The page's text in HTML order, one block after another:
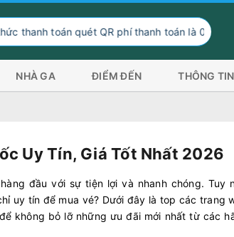
quét QR phí thanh toán là 0 đồng, ngoài
NHÀ GA ĐIỂM ĐẾN THÔNG
Uy Tín, Giá Tốt Nhất 2026
đầu với sự tiện lợi và nhanh chóng. Tuy
uy tín để mua vé? Dưới đây là top các trang
không bỏ lỡ những ưu đãi mới nhất từ các